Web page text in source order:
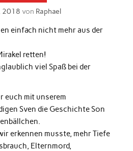
2018 von Raphael
einfach nicht mehr aus der
retten!
viel Spaß bei der
euch mit unserem
Sven die Geschichte Son
erkennen musste, mehr Tiefe
Elternmord,